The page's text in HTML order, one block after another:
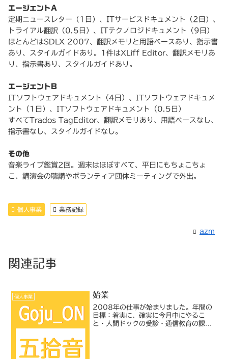
エージェントA
定期ニュースレター（1日）、ITサービスドキュメント（2日）、
トライアル翻訳（0.5日）、ITテクノロジドキュメント（9日）
ほとんどはSDLX 2007、翻訳メモリと用語ベースあり、指示書
あり、スタイルガイドあり。1件はXLiff Editor、翻訳メモリあ
り、指示書あり、スタイルガイドあり。
エージェントB
ITソフトウェアドキュメント（4日）、ITソフトウェアドキュメ
ント（1日）、ITソフトウェアドキュメント（0.5日）
すべてTrados TagEditor、翻訳メモリあり、用語ベースなし、
指示書なし、スタイルガイドなし。
その他
音楽ライブ鑑賞2回。週末はほぼすべて、平日にもちょこちょ
こ、講演会の聴講やボランティア団体ミーティングで外出。
個人事業 業務記録
azm
関連記事
個人事業 始業
2008年の仕事が始まりました。年間の
目標：着実に、確実に今月中にやるこ
と・人間ドックの受診・通信教育の課題